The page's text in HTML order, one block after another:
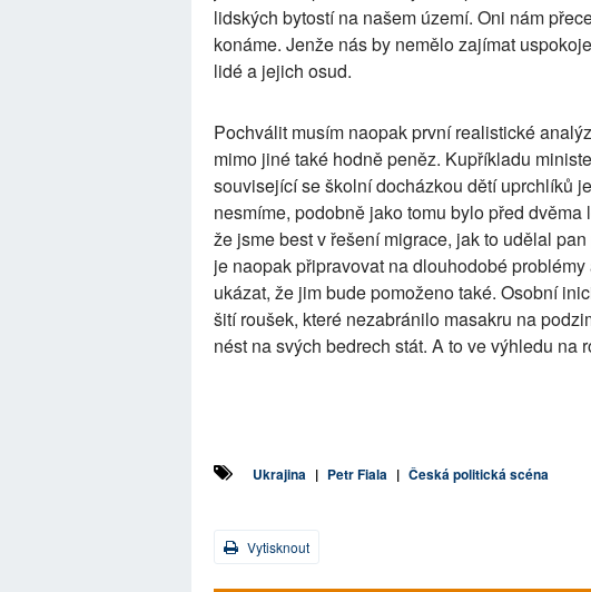
lidských bytostí na našem území. Oni nám
konáme. Jenže nás by nemělo zajímat
lidé a jejich osud.
Pochválit musím naopak první realistické
mimo jiné také hodně peněz. Kupříkladu
související se školní docházkou dětí uprchlíků
nesmíme, podobně jako tomu bylo před
že jsme best v řešení migrace, jak to udělal
je naopak připravovat na dlouhodobé
ukázat, že jim bude pomoženo také. Osobní
šití roušek, které nezabránilo masakru na
nést na svých bedrech stát. A to ve výhledu na
Ukrajina | Petr Fiala | Česká politická scéna
Vytisknout